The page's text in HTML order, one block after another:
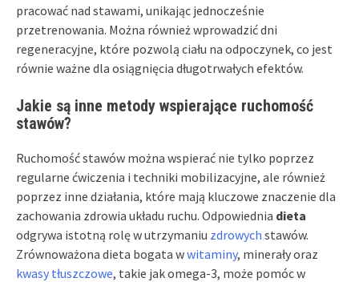
pracować nad stawami, unikając jednocześnie
przetrenowania. Można również wprowadzić dni
regeneracyjne, które pozwolą ciału na odpoczynek, co jest
równie ważne dla osiągnięcia długotrwałych efektów.
Jakie są inne metody wspierające ruchomość
stawów?
Ruchomość stawów można wspierać nie tylko poprzez
regularne ćwiczenia i techniki mobilizacyjne, ale również
poprzez inne działania, które mają kluczowe znaczenie dla
zachowania zdrowia układu ruchu. Odpowiednia dieta
odgrywa istotną rolę w utrzymaniu zdrowych stawów.
Zrównoważona dieta bogata wwitaminy, minerały oraz
kwasy tłuszczowe, takie jak omega-3, może pomóc w